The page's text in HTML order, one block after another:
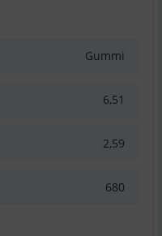
Gummi
6,51
2,59
680